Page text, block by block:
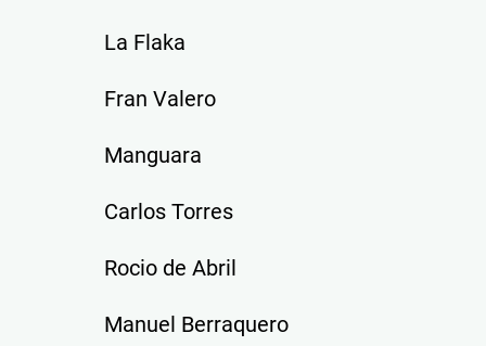
La Flaka
Fran Valero
Manguara
Carlos Torres
Rocio de Abril
Manuel Berraquero